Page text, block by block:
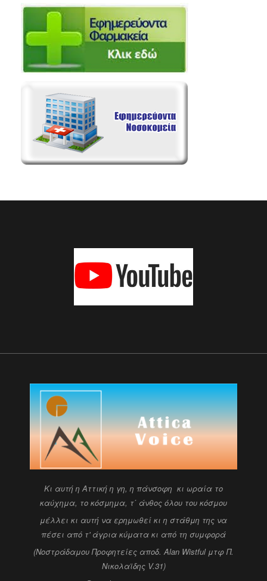
Kι αυτή η Αττική η γη, η πάνσοφη κι ωραία το
καύχημα, το κόσμημα, τ΄ άνθος όλου του κόσμου
μέλλει κι αυτή να ερημωθεί κι η στάθμη της να
πέσει από τ' άγρια κύματα κι από τη συμφορά
(Νοστράδαμου Προφητείες αποδ. Alan Wistful μτφ Π.
Νικολαϊδης V.31)